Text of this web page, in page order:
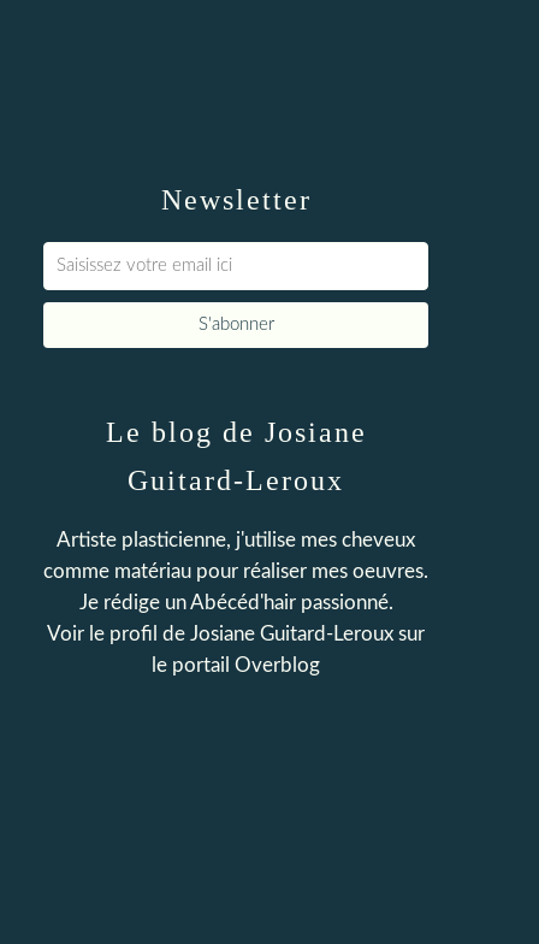
Newsletter
Le blog de Josiane
Guitard-Leroux
Artiste plasticienne, j'utilise mes cheveux
comme matériau pour réaliser mes oeuvres.
Je rédige un Abécéd'hair passionné.
Voir le profil de Josiane Guitard-Leroux sur
le portail Overblog